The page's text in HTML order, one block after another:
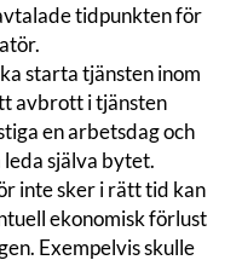
tidpunkten för
starta tjänsten inom
avbrott i tjänsten
en arbetsdag och
själva bytet.
inte sker i rätt tid kan
ekonomisk förlust
Exempelvis skulle